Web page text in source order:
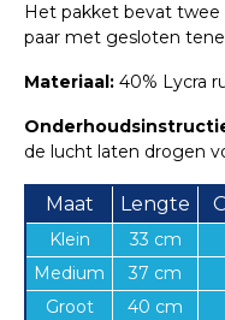
Het pakket bevat
paar met gesloten
Materiaal: 40% Lycra
de lucht laten drogen
Maat Lengte
Klein 33 cm
Medium
37 cm
Groot
40 cm